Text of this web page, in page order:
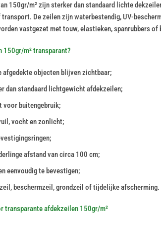
150gr/m² zijn sterker dan standaard lichte
De zeilen zijn waterbestendig, UV-
vastgezet met touw, elastieken, spanrubbers of
150gr/m² transparant?
afgedekte objecten blijven zichtbaar;
dan standaard lichtgewicht afdekzeilen;
voor buitengebruik;
vocht en zonlicht;
afstand van circa 100 cm;
eenvoudig te bevestigen;
beschermzeil, grondzeil of tijdelijke afscherming.
transparante afdekzeilen 150gr/m²